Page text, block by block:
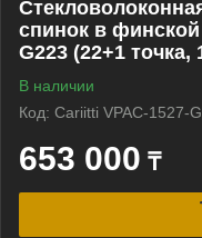
спинок в
G223 (22+1 точка,
В наличии
Код: Cariitti VPAC-1527-
653 000 ₸